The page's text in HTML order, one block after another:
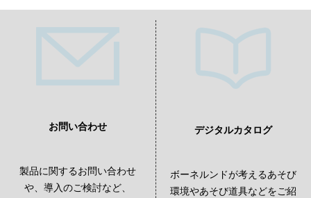
お問い合わせ
製品に関するお問い合わせ
や、導入のご検討など、
デジタルカタログ
ボーネルンドが考えるあそび
環境やあそび道具などをご紹